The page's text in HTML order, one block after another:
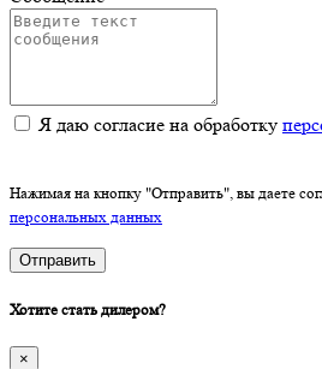
Я даю согласие на обработку
Нажимая на кнопку "Отправить", вы даете
персональных данных
Отправить
Хотите стать дилером?
×